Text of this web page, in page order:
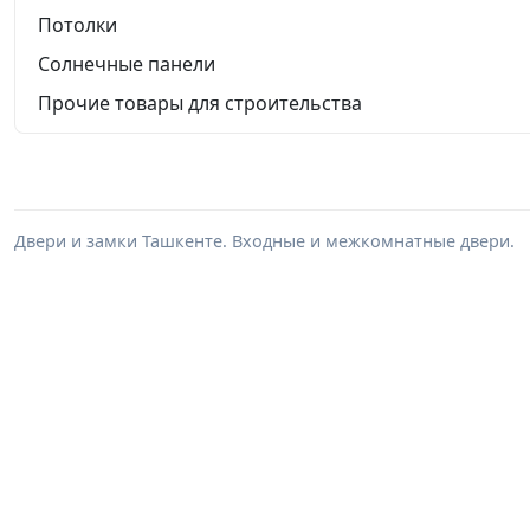
Потолки
Солнечные панели
Прочие товары для строительства
Двери и замки Ташкенте. Входные и межкомнатные двери.